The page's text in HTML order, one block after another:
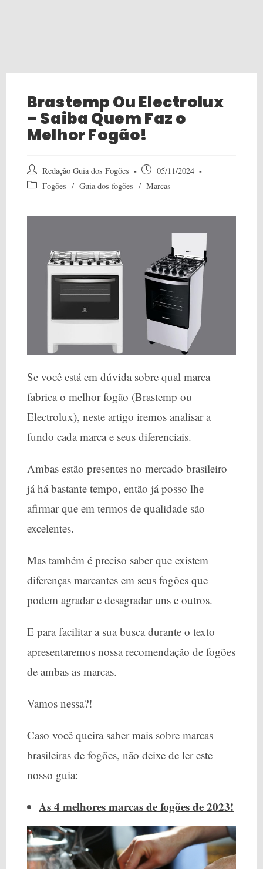
Brastemp Ou Electrolux
– Saiba Quem Faz o
Melhor Fogão!
Post
author:
Redação Guia dos Fogões
Post
published:
05/11/2024
Post Fogões / Guia dos fogões / Marcas
Se você está em dúvida sobre qual marca
fabrica o melhor fogão (Brastemp ou
Electrolux), neste artigo iremos analisar a
fundo cada marca e seus diferenciais.
Ambas estão presentes no mercado brasileiro
já há bastante tempo, então já posso lhe
afirmar que em termos de qualidade são
excelentes.
Mas também é preciso saber que existem
diferenças marcantes em seus fogões que
podem agradar e desagradar uns e outros.
E para facilitar a sua busca durante o texto
apresentaremos nossa recomendação de fogões
de ambas as marcas.
Vamos nessa?!
Caso você queira saber mais sobre marcas
brasileiras de fogões, não deixe de ler este
nosso guia:
As 4 melhores marcas de fogões de 2023!